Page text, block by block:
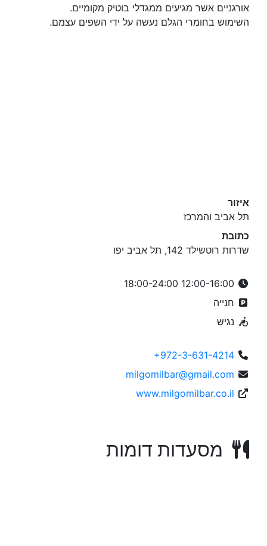
אורגניים אשר מגיעים ממגדלי בוטיק מקומיים.
השימוש בחומרי הגלם נעשה על ידי השפים עצמם.
איזור
תל אביב והמרכז
כתובת
שדרות רוטשילד 142, תל אביב יפו
חנייה
נגיש
+972-3-631-4214
milgomilbar@gmail.com
www.milgomilbar.co.il
מסעדות דומות